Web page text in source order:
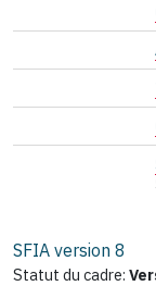
SFIA version 8
Statut du cadre: